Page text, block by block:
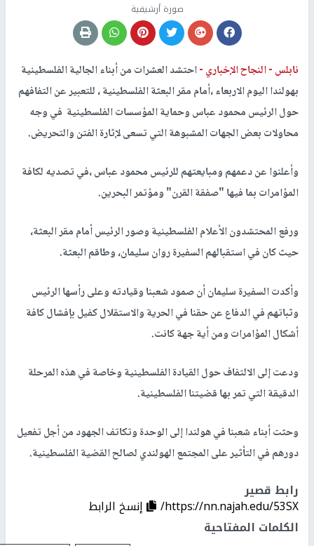
صورة أرشيفية
نابلس -النجاح الإخباري -احتشد العشرات من أبناء الجالية الفلسطينية
بهولندا اليوم الاربعاء ،أمام مقر البعثة الفلسطينية ، للتعبير عن التفافهم
حول الرئيس محمود عباس وحماية المؤسسات الفلسطينية في وجه
محاولات بعض الجهات المشبوهة التي تسعى لإثارة الفتن والتحريض.
وأعلنوا عن دعمهم ومبايعتهم للرئيس محمود عباس ،في تصديه لكافة
المؤامرات بما فيها "صفقة القرن" ومؤتمر البحرين.
ورفع المحتشدون الأعلام الفلسطينية وصور الرئيس أمام مقر البعثة،
حيث كان في استقبالهم السفيرة روان سليمان، وطاقم البعثة.
وأكدت السفيرة سليمان أن صمود شعبنا وقيادته وعلى رأسها الرئيس
وثباتهم في الدفاع عن حقنا في الحرية والاستقلال كفيل بإفشال كافة
أشكال المؤامرات ومن أية جهة كانت.
ودعت إلى الالتفاف حول القيادة الفلسطينية وخاصة في هذه المرحلة
الدقيقة التي تمر بها قضيتنا الفلسطينية.
وحثت أبناء شعبنا في هولندا إلى الوحدة وتكاتف الجهود من أجل تفعيل
دورهم في التأثير على المجتمع الهولندي لصالح القضية الفلسطينية.
رابط قصير
https://nn.najah.edu/53SX/
إنسخ الرابط
الكلمات المفتاحية